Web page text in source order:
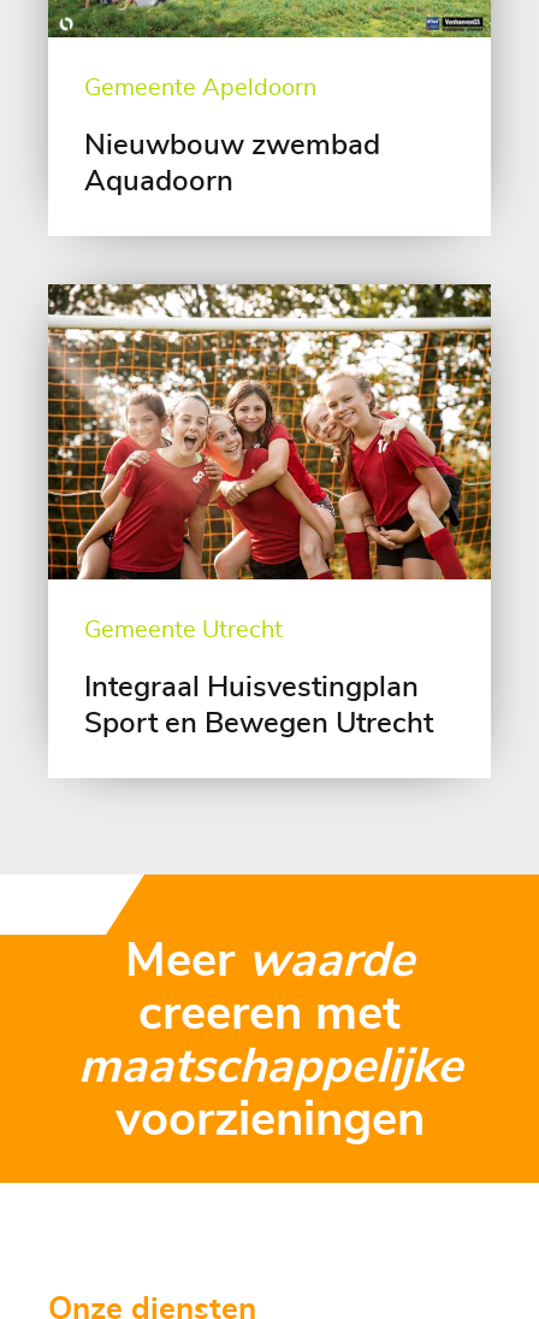
Gemeente Apeldoorn
Nieuwbouw zwembad
Aquadoorn
Gemeente Utrecht
Integraal Huisvestingplan
Sport en Bewegen Utrecht
Meer waarde
creeren met
maatschappelijke
voorzieningen
Onze diensten